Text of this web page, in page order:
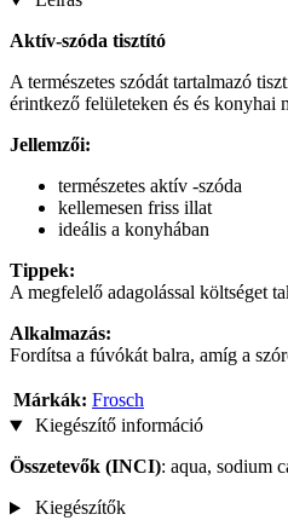
Aktív-szóda tisztító
A természetes szódát tartalmazó
érintkező felületeken és és konyhai
Jellemzői:
természetes aktív -szóda
kellemesen friss illat
ideális a konyhában
Tippek:
A megfelelő adagolással költséget
Alkalmazás:
Fordítsa a fúvókát balra, amíg a
Márkák: Frosch
Kiegészítő információ
Összetevők (INCI): aqua, sodium
Kiegészítők